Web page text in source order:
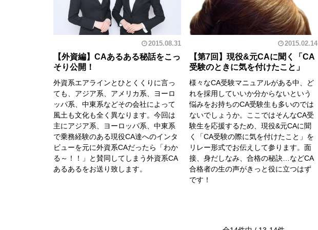
2015.08.31
【外資編】CAあるある秘話をこっ
そり公開！
外資系エアラインとひとくくりに言っ
ても、アジア系、アメリカ系、ヨーロ
ッパ系、中東系などその会社によって
風土も文化も全く異なります。今回は
主にアジア系、ヨーロッパ系、中東系
で乗務経験のある現役CA達へのインタ
ビューを元に外資系CAだったら「わか
る～！！」と賛同してしまう外資系CA
あるあるをお送り致します。
2015.02.14
【第7回】現役&元CAに聞く「CA
受験のときに気を付けたこと」
様々なCA受験マニュアルがある中、ど
れを採用していいか分からないという
悩みをお持ちのCA受験生も多いのでは
ないでしょうか。ここではそんなCA受
験生を応援するため、現役&元CAに聞
く「CA受験の際に気を付けたこと」を
リレー形式でお伝えして参ります。面
接、身だしなみ、合格の秘訣…などCA
合格者の生の声がきっと役に立つはず
です！